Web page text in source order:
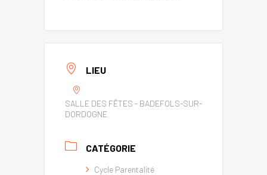
LIEU
SALLE DES FÊTES - BADEFOLS-SUR-
DORDOGNE
CATÉGORIE
Cycle Parentalité